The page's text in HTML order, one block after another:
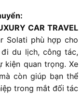
CAR TRAVEL
Solati phù hợp cho
du lịch, công tác,
kiện quan trọng. Xe
còn giúp bạn thể
trong mắt đối tác